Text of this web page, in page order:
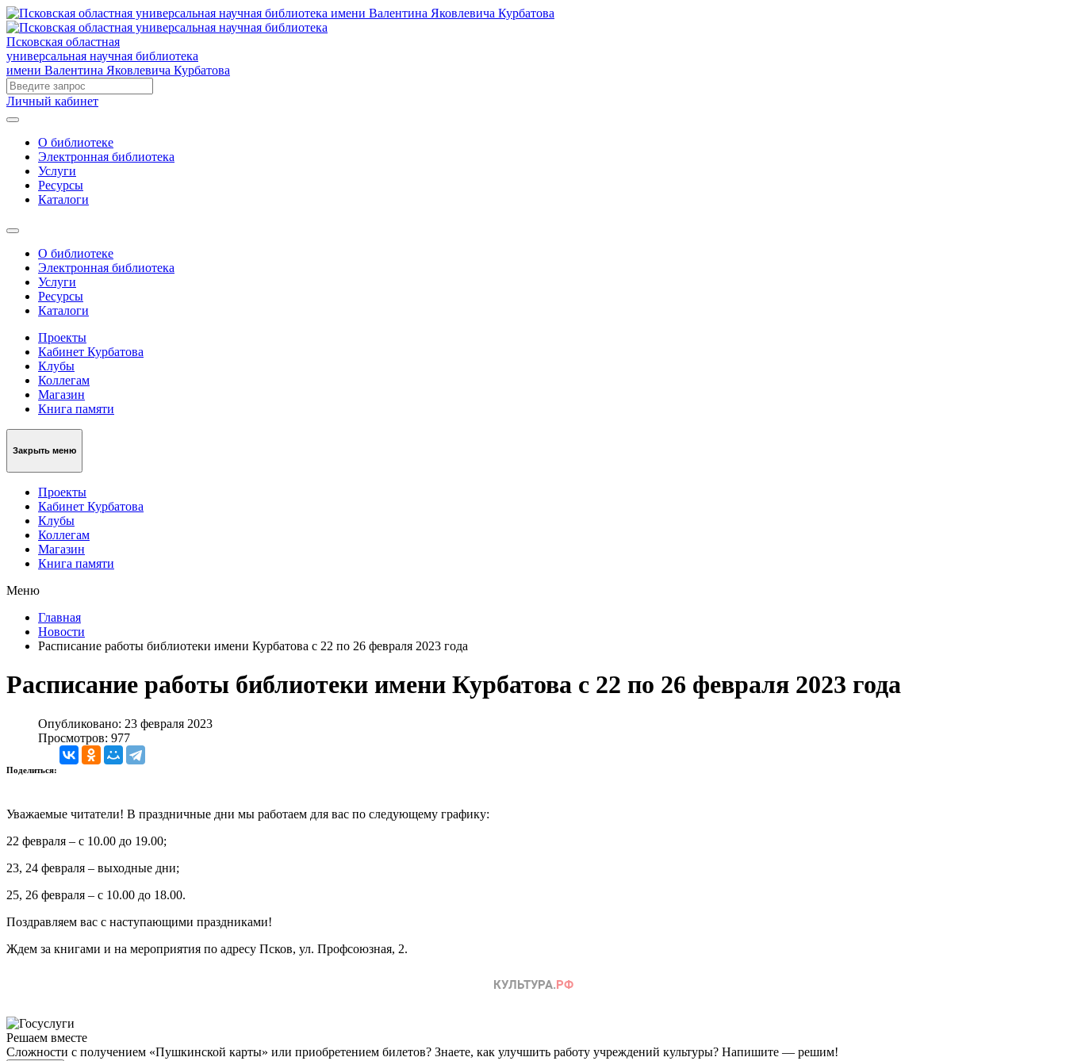
Псковская областная
универсальная научная библиотека
имени Валентина Яковлевича Курбатова
Личный кабинет
О библиотеке
Электронная библиотека
Услуги
Ресурсы
Каталоги
О библиотеке
Электронная библиотека
Услуги
Ресурсы
Каталоги
Проекты
Кабинет Курбатова
Клубы
Коллегам
Магазин
Книга памяти
Закрыть меню
Проекты
Кабинет Курбатова
Клубы
Коллегам
Магазин
Книга памяти
Меню
Главная
Новости
Расписание работы библиотеки имени Курбатова с 22 по 26 февраля 2023 года
Расписание работы библиотеки имени Курбатова с 22 по 26 февраля 2023 года
Опубликовано: 23 февраля 2023
Просмотров: 977
Поделиться:
Уважаемые читатели! В праздничные дни мы работаем для вас по следующему графику:
22 февраля – с 10.00 до 19.00;
23, 24 февраля – выходные дни;
25, 26 февраля – с 10.00 до 18.00.
Поздравляем вас с наступающими праздниками!
Ждем за книгами и на мероприятия по адресу Псков, ул. Профсоюзная, 2.
Решаем вместе
Сложности с получением «Пушкинской карты» или приобретением билетов? Знаете, как улучшить работу учреждений культуры? Напишите — решим!